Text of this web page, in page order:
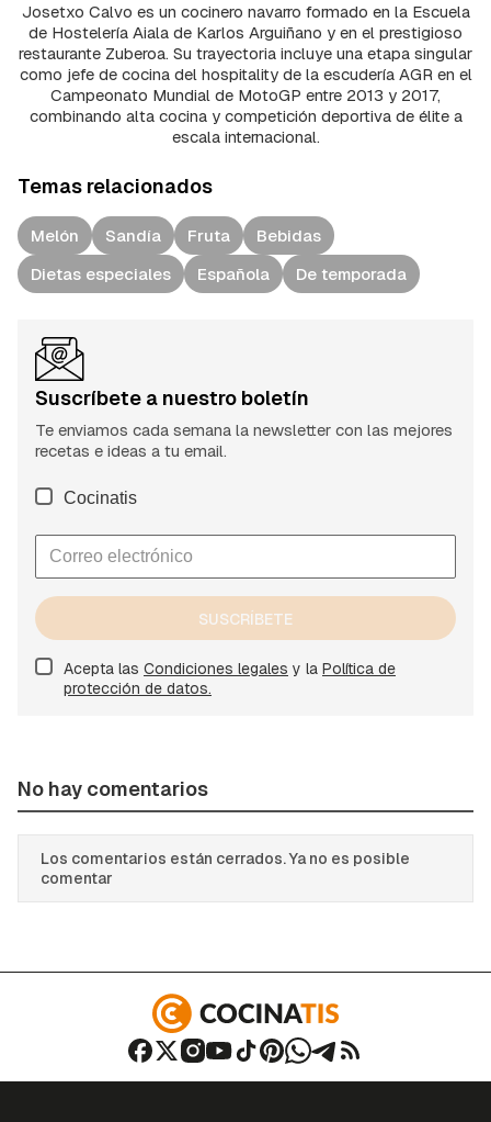
Josetxo Calvo es un cocinero navarro formado en la Escuela
de Hostelería Aiala de Karlos Arguiñano y en el prestigioso
restaurante Zuberoa. Su trayectoria incluye una etapa singular
como jefe de cocina del hospitality de la escudería AGR en el
Campeonato Mundial de MotoGP entre 2013 y 2017,
combinando alta cocina y competición deportiva de élite a
escala internacional.
Temas relacionados
Melón Sandía Fruta
Bebidas
Dietas especiales
Española De temporada
Suscríbete a nuestro boletín
Te enviamos cada semana la newsletter con las mejores
recetas e ideas a tu email.
Cocinatis
SUSCRÍBETE
Acepta las Condiciones legales y la Política de
protección de datos.
No hay comentarios
Los comentarios están cerrados. Ya no es posible
comentar